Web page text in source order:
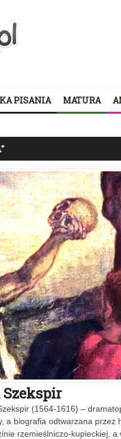
PISANIA MATURA
(1564-1616) –
a biografia odtwarzana
rzemieślniczo-kupieckiej,